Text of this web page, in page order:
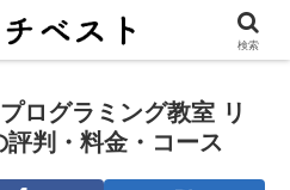
ログラミング教室 リ
判・料金・コース
検索